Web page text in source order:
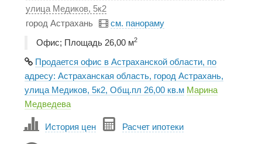
улица Медиков, 5к2
город Астрахань
см. панораму
Офис; Площадь 26,00 м2
Продается офис в Астраханской области, по
адресу: Астраханская область, город Астрахань,
улица Медиков, 5к2, Общ.пл 26,00 кв.м Марина
Медведева
История цен Расчет ипотеки